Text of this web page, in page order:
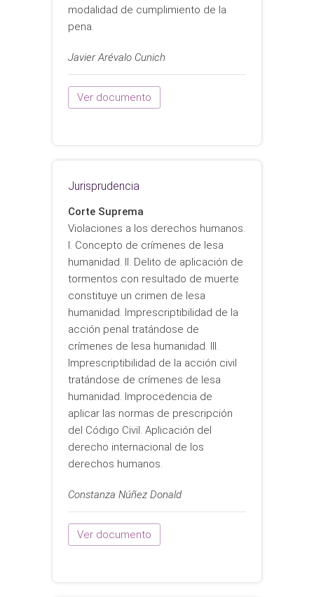
modalidad de cumplimiento de la
pena.
Javier Arévalo Cunich
Ver documento
Jurisprudencia
Corte Suprema
Violaciones a los derechos humanos.
I. Concepto de crímenes de lesa
humanidad. II. Delito de aplicación de
tormentos con resultado de muerte
constituye un crimen de lesa
humanidad. Imprescriptibilidad de la
acción penal tratándose de
crímenes de lesa humanidad. III.
Imprescriptibilidad de la acción civil
tratándose de crímenes de lesa
humanidad. Improcedencia de
aplicar las normas de prescripción
del Código Civil. Aplicación del
derecho internacional de los
derechos humanos.
Constanza Núñez Donald
Ver documento